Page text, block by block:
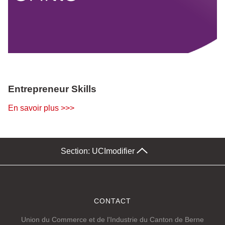
Entrepreneur Skills
En savoir plus >>>
Section: UCI modifier
CONTACT
Union du Commerce et de l'Industrie du Canton de Berne